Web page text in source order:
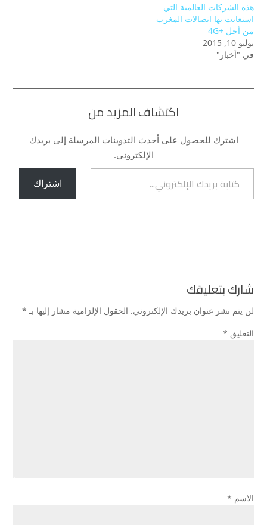
هذه الشركات العالمية التي
استعانت بها اتصالات المغرب
من أجل +4G
يوليو 10, 2015
في "أخبار"
اكتشاف المزيد من
اشترك للحصول على أحدث التدوينات المرسلة إلى بريدك
الإلكتروني.
كتابة بريدك الإلكتروني...
اشتراك
شارك بتعليقك
لن يتم نشر عنوان بريدك الإلكتروني. الحقول الإلزامية مشار إليها بـ *
التعليق *
الاسم *